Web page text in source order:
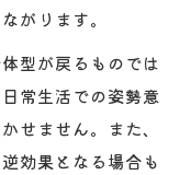
がります。
型が戻るものでは
常生活での姿勢意
せません。また、
効果となる場合も